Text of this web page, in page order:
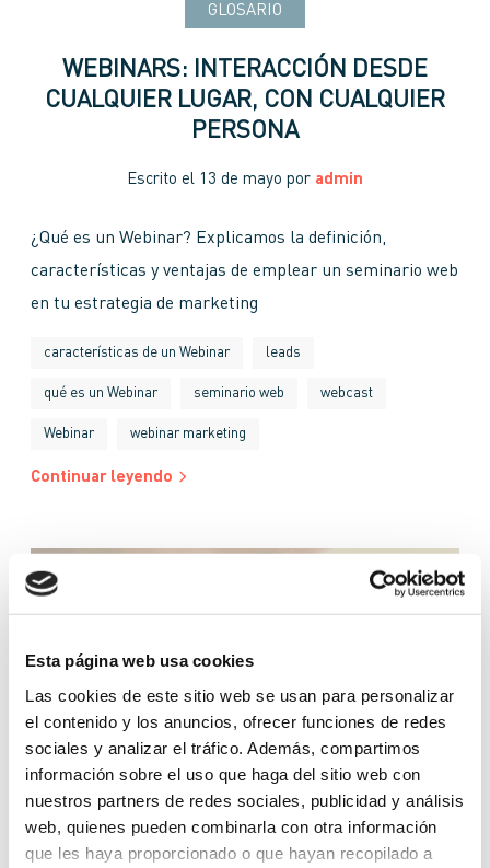
Esta página web usa cookies
Las cookies de este sitio web se usan para personalizar
el contenido y los anuncios, ofrecer funciones de redes
sociales y analizar el tráfico. Además, compartimos
información sobre el uso que haga del sitio web con
nuestros partners de redes sociales, publicidad y análisis
web, quienes pueden combinarla con otra información
que les haya proporcionado o que hayan recopilado a
GLOSARIO
WEBINARS: INTERACCIÓN DESDE
CUALQUIER LUGAR, CON CUALQUIER
PERSONA
Escrito el 13 de mayo por admin
¿Qué es un Webinar? Explicamos la definición,
características y ventajas de emplear un seminario web
en tu estrategia de marketing
características de un Webinar leads
qué es un Webinar seminario web webcast
Webinar webinar marketing
Continuar leyendo